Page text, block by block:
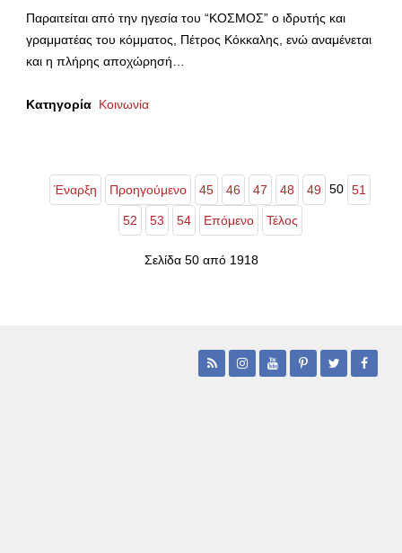
Παραιτείται από την ηγεσία του “ΚΟΣΜΟΣ” ο ιδρυτής και
γραμματέας του κόμματος, Πέτρος Κόκκαλης, ενώ αναμένεται
και η πλήρης αποχώρησή…
Κατηγορία Κοινωνία
Έναρξη Προηγούμενο 45 46 47 48 49 50 51
52 53 54 Επόμενο Τέλος
Σελίδα 50 από 1918